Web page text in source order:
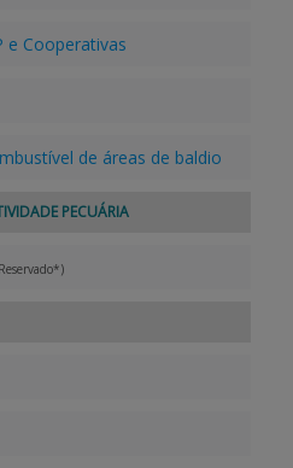
e Cooperativas
de áreas de baldio
PECUÁRIA